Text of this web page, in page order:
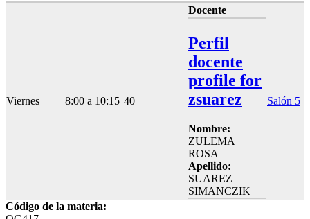
Viernes 8:00 a 10:15 40
Docente
Perfil
docente
profile for
zsuarez
Nombre:
ZULEMA
ROSA
Apellido:
SUAREZ
SIMANCZIK
Salón 5
Código de la materia: